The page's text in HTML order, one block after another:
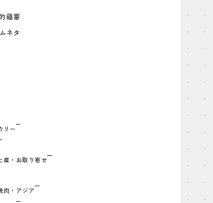
蘊蓄
ネタ
リー
産・お取り寄せ
肉・アジア